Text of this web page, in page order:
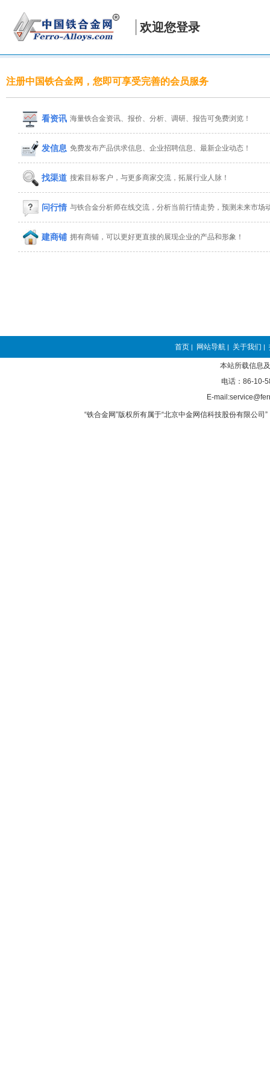
欢迎您登录
注册中国铁合金网，您即可享受完善的会员服务
看资讯 海量铁合金资讯、报价、分析、调研、报告可免费浏览！
发信息 免费发布产品供求信息、企业招聘信息、最新企业动态！
找渠道 搜索目标客户，与更多商家交流，拓展行业人脉！
问行情 与铁合金分析师在线交流，分析当前行情走势，预测未来市场
建商铺 拥有商铺，可以更好更直接的展现企业的产品和形象！
首页 | 网站导航 | 关于我们 |
本站所载信息
电话：86-10-
E-
“铁合金网”版权所有属于“北京中金网信科技股份有限公司